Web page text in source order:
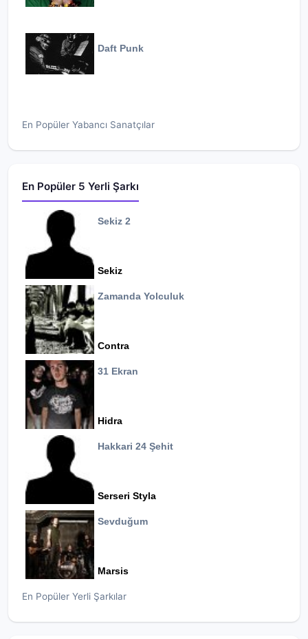
Daft Punk
En Popüler Yabancı Sanatçılar
En Popüler 5 Yerli Şarkı
Sekiz 2
Sekiz
Zamanda Yolculuk
Contra
31 Ekran
Hidra
Hakkari 24 Şehit
Serseri Styla
Sevduğum
Marsis
En Popüler Yerli Şarkılar